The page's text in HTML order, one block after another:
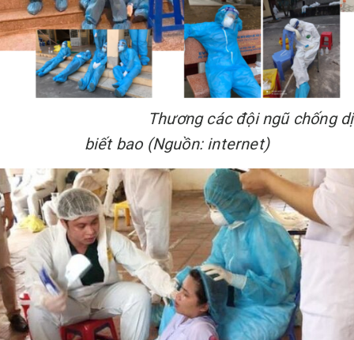
các đội ngũ chống
biết bao (Nguồn: internet)